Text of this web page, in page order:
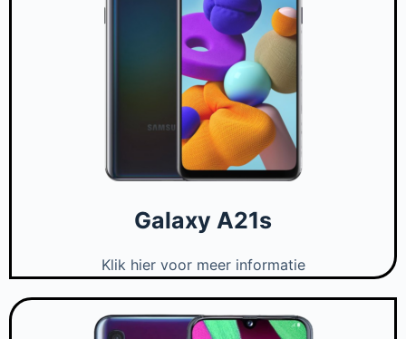
Galaxy A21s
Klik hier voor meer informatie